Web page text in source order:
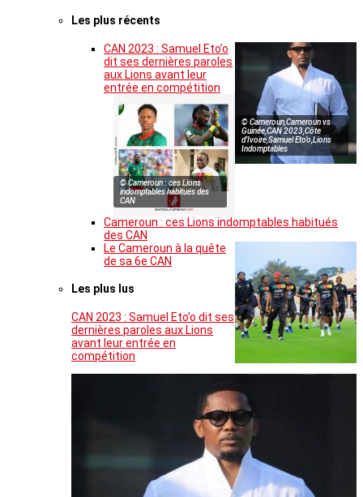
Les plus récents
© Cameroun,Cameroun vs
Guinée,CAN 2023,Côte
d’Ivoire,Samuel Eto’o,Lions
Indomptables
CAN 2023 : Samuel Eto’o
dit ses dernières paroles
aux Lions avant leur
entrée en compétition
© Cameroun : ces Lions
indomptables habitués des
CAN
Cameroun : ces Lions indomptables habitués
des CAN
Le Cameroun à la quête
de sa 6e CAN
Les plus lus
CAN 2023 : Samuel Eto’o dit ses
dernières paroles aux Lions
avant leur entrée en
compétition